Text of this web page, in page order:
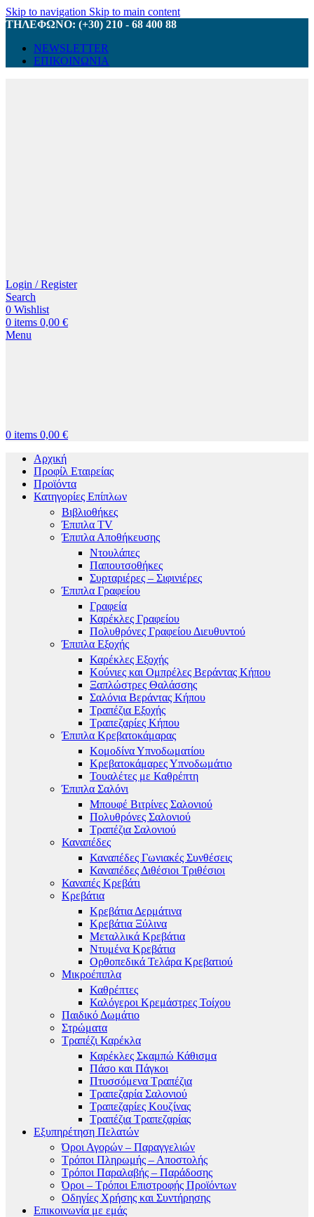
Skip to navigation Skip to main content
ΤΗΛΕΦΩΝΟ: (+30) 210 - 68 400 88
NEWSLETTER
ΕΠΙΚΟΙΝΩΝΙΑ
Login / Register
Search
0 Wishlist
0 items 0,00 €
Menu
0 items 0,00 €
Αρχική
Προφίλ Εταιρείας
Προϊόντα
Κατηγορίες Επίπλων
Βιβλιοθήκες
Έπιπλα TV
Έπιπλα Αποθήκευσης
Ντουλάπες
Παπουτσοθήκες
Συρταριέρες – Σιφινιέρες
Έπιπλα Γραφείου
Γραφεία
Καρέκλες Γραφείου
Πολυθρόνες Γραφείου Διευθυντού
Έπιπλα Εξοχής
Καρέκλες Εξοχής
Κούνιες και Ομπρέλες Βεράντας Κήπου
Ξαπλώστρες Θαλάσσης
Σαλόνια Βεράντας Κήπου
Τραπέζια Εξοχής
Τραπεζαρίες Κήπου
Έπιπλα Κρεβατοκάμαρας
Κομοδίνα Υπνοδωματίου
Κρεβατοκάμαρες Υπνοδωμάτιο
Τουαλέτες με Καθρέπτη
Έπιπλα Σαλόνι
Μπουφέ Βιτρίνες Σαλονιού
Πολυθρόνες Σαλονιού
Τραπέζια Σαλονιού
Καναπέδες
Καναπέδες Γωνιακές Συνθέσεις
Καναπέδες Διθέσιοι Τριθέσιοι
Καναπές Κρεβάτι
Κρεβάτια
Κρεβάτια Δερμάτινα
Κρεβάτια Ξύλινα
Μεταλλικά Κρεβάτια
Ντυμένα Κρεβάτια
Ορθοπεδικά Τελάρα Κρεβατιού
Μικροέπιπλα
Καθρέπτες
Καλόγεροι Κρεμάστρες Τοίχου
Παιδικό Δωμάτιο
Στρώματα
Τραπέζι Καρέκλα
Καρέκλες Σκαμπώ Κάθισμα
Πάσο και Πάγκοι
Πτυσσόμενα Τραπέζια
Τραπεζαρία Σαλονιού
Τραπεζαρίες Κουζίνας
Τραπέζια Τραπεζαρίας
Εξυπηρέτηση Πελατών
Όροι Αγορών – Παραγγελιών
Τρόποι Πληρωμής – Αποστολής
Τρόποι Παραλαβής – Παράδοσης
Όροι – Τρόποι Επιστροφής Προϊόντων
Οδηγίες Χρήσης και Συντήρησης
Επικοινωνία με εμάς